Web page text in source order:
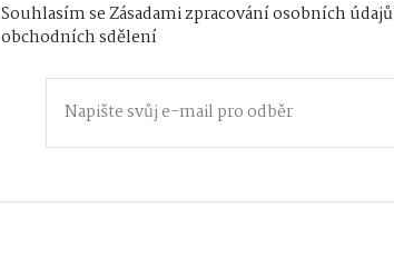
Souhlasím seZásadami zpracování osobních údajů
obchodních sdělení